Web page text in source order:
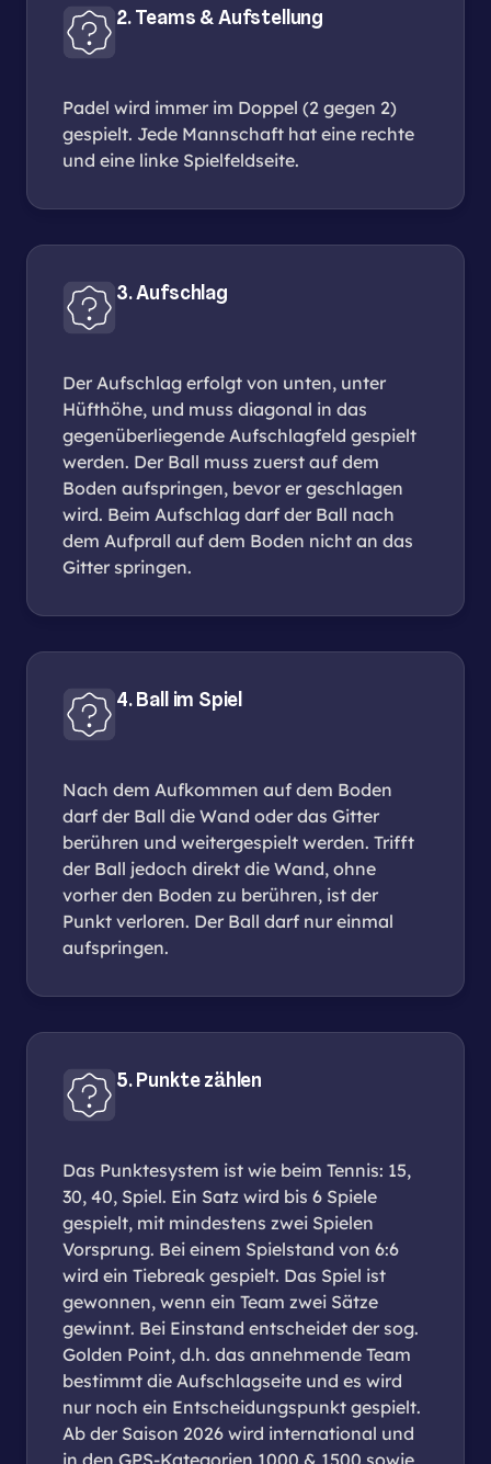
2. Teams & Aufstellung
Padel wird immer im Doppel (2 gegen 2)
gespielt. Jede Mannschaft hat eine rechte
und eine linke Spielfeldseite.
3. Aufschlag
Der Aufschlag erfolgt von unten, unter
Hüfthöhe, und muss diagonal in das
gegenüberliegende Aufschlagfeld gespielt
werden. Der Ball muss zuerst auf dem
Boden aufspringen, bevor er geschlagen
wird. Beim Aufschlag darf der Ball nach
dem Aufprall auf dem Boden nicht an das
Gitter springen.
4. Ball im Spiel
Nach dem Aufkommen auf dem Boden
darf der Ball die Wand oder das Gitter
berühren und weitergespielt werden. Trifft
der Ball jedoch direkt die Wand, ohne
vorher den Boden zu berühren, ist der
Punkt verloren. Der Ball darf nur einmal
aufspringen.
5. Punkte zählen
Das Punktesystem ist wie beim Tennis: 15,
30, 40, Spiel. Ein Satz wird bis 6 Spiele
gespielt, mit mindestens zwei Spielen
Vorsprung. Bei einem Spielstand von 6:6
wird ein Tiebreak gespielt. Das Spiel ist
gewonnen, wenn ein Team zwei Sätze
gewinnt. Bei Einstand entscheidet der sog.
Golden Point, d.h. das annehmende Team
bestimmt die Aufschlagseite und es wird
nur noch ein Entscheidungspunkt gespielt.
Ab der Saison 2026 wird international und
in den GPS-Kategorien 1000 & 1500 sowie